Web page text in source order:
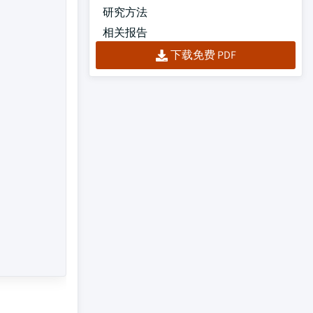
研究方法
相关报告
下载免费 PDF